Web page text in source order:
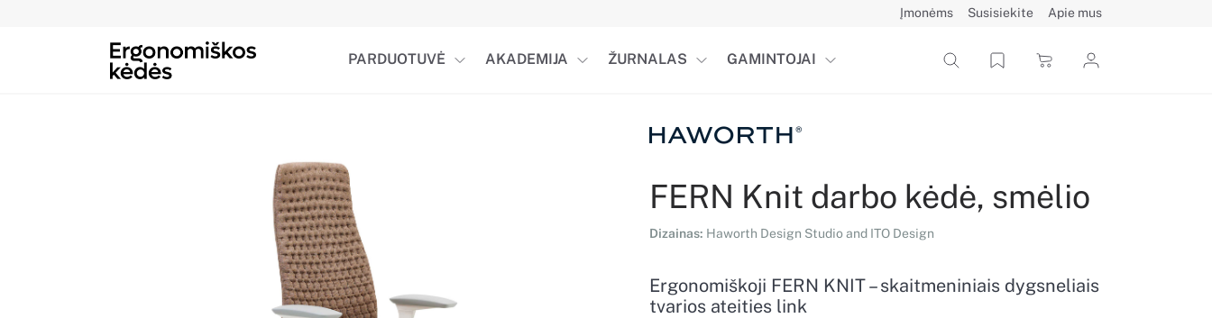
Įmonėms Susisiekite Apie mus
PARDUOTUVĖ AKADEMIJA ŽURNALAS GAMINTOJAI
FERN Knit darbo kėdė, smėlio
Dizainas: Haworth Design Studio and ITO Design
Ergonomiškoji FERN KNIT – skaitmeniniais dygsneliais
tvarios ateities link